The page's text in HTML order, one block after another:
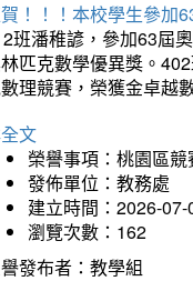
！！！本校學生參加
班潘稚諺，參加63屆
匹克數學優異獎。
理競賽，榮獲金卓越
文
榮譽事項：桃園區競
發佈單位：教務處
建立時間：2026-07-
瀏覽次數：162
發布者：教學組